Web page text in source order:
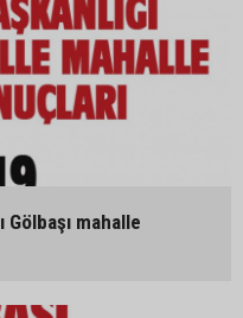
Gölbaşı mahalle